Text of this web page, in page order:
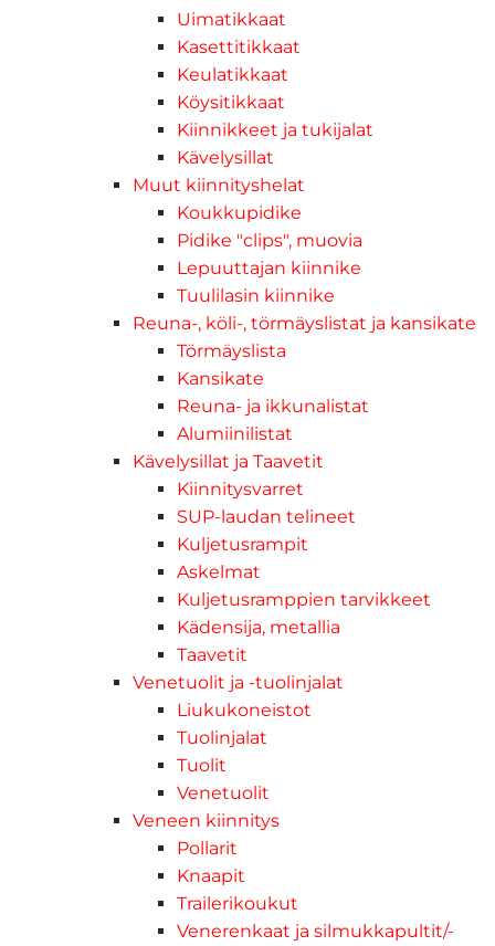
Uimatikkaat
Kasettitikkaat
Keulatikkaat
Köysitikkaat
Kiinnikkeet ja tukijalat
Kävelysillat
Muut kiinnityshelat
Koukkupidike
Pidike "clips", muovia
Lepuuttajan kiinnike
Tuulilasin kiinnike
Reuna-, köli-, törmäyslistat ja kansikate
Törmäyslista
Kansikate
Reuna- ja ikkunalistat
Alumiinilistat
Kävelysillat ja Taavetit
Kiinnitysvarret
SUP-laudan telineet
Kuljetusrampit
Askelmat
Kuljetusramppien tarvikkeet
Kädensija, metallia
Taavetit
Venetuolit ja -tuolinjalat
Liukukoneistot
Tuolinjalat
Tuolit
Venetuolit
Veneen kiinnitys
Pollarit
Knaapit
Trailerikoukut
Venerenkaat ja silmukkapultit/-